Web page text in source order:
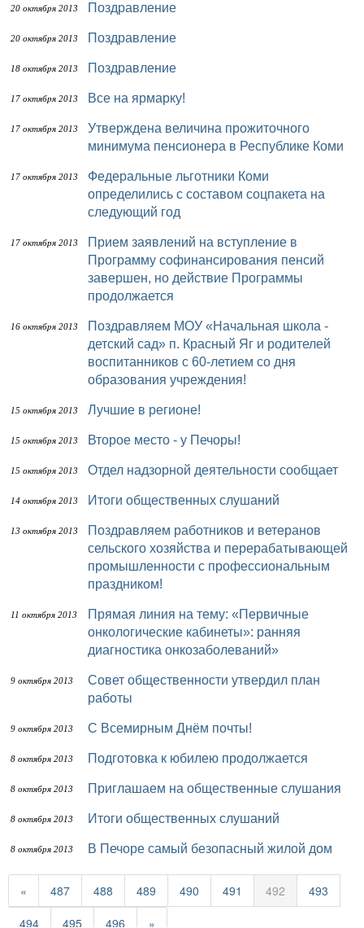
20 октября 2013 Поздравление
20 октября 2013 Поздравление
18 октября 2013 Поздравление
17 октября 2013 Все на ярмарку!
17 октября 2013
Утверждена величина прожиточного
минимума пенсионера в Республике Коми
17 октября 2013
Федеральные льготники Коми
определились с составом соцпакета на
следующий год
17 октября 2013
Прием заявлений на вступление в
Программу софинансирования пенсий
завершен, но действие Программы
продолжается
16 октября 2013
Поздравляем МОУ «Начальная школа -
детский сад» п. Красный Яг и родителей
воспитанников с 60-летием со дня
образования учреждения!
15 октября 2013 Лучшие в регионе!
15 октября 2013 Второе место - у Печоры!
15 октября 2013 Отдел надзорной деятельности сообщает
14 октября 2013 Итоги общественных слушаний
13 октября 2013
Поздравляем работников и ветеранов
сельского хозяйства и перерабатывающей
промышленности с профессиональным
праздником!
11 октября 2013
Прямая линия на тему: «Первичные
онкологические кабинеты»: ранняя
диагностика онкозаболеваний»
9 октября 2013
Совет общественности утвердил план
работы
9 октября 2013 С Всемирным Днём почты!
8 октября 2013 Подготовка к юбилею продолжается
8 октября 2013 Приглашаем на общественные слушания
8 октября 2013 Итоги общественных слушаний
8 октября 2013 В Печоре самый безопасный жилой дом
« 487 488 489 490 491 492
493
494
495 496 »